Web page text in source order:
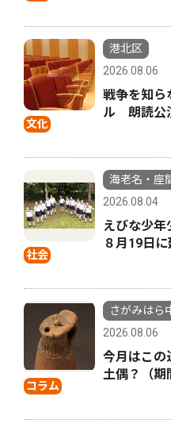
文化
港北区
2026.08.06
戦争を知
ル 朗読公
社会
海老名・座
2026.08.04
えびな少年
８月19日
コラム
さがみはら
2026.08.06
今月はこ
土偶？（